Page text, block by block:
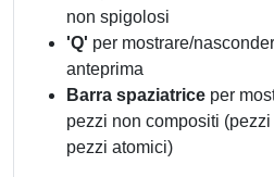
non spigolosi
'Q' per mostrare/
anteprima
Barra spaziatrice per
pezzi non compositi
pezzi atomici)